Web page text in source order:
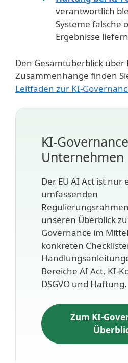
verantwortlich
Systeme falsche
Ergebnisse liefern
Den Gesamtüberblick
Zusammenhänge finden
Leitfaden zur KI-
KI-
Unternehmen
Der EU AI Act ist nur
umfassenden
unseren Überblick
Governance im
konkreten
Bereiche AI Act, KI-
DSGVO und Haftung.
Zum KI-